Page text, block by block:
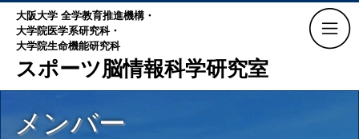
大阪大学 全学教育推進機構・
大学院医学系研究科・
大学院生命機能研究科
スポーツ脳情報科学研究室
メンバー